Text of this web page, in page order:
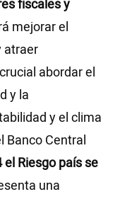
fiscales y
mejorar el
atraer
abordar el
y la
y el clima
Banco Central
Riesgo país se
una